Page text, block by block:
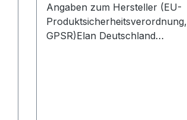
Angaben zum Hersteller (EU-
Produktsicherheitsverordnung,
GPSR)Elan Deutschland